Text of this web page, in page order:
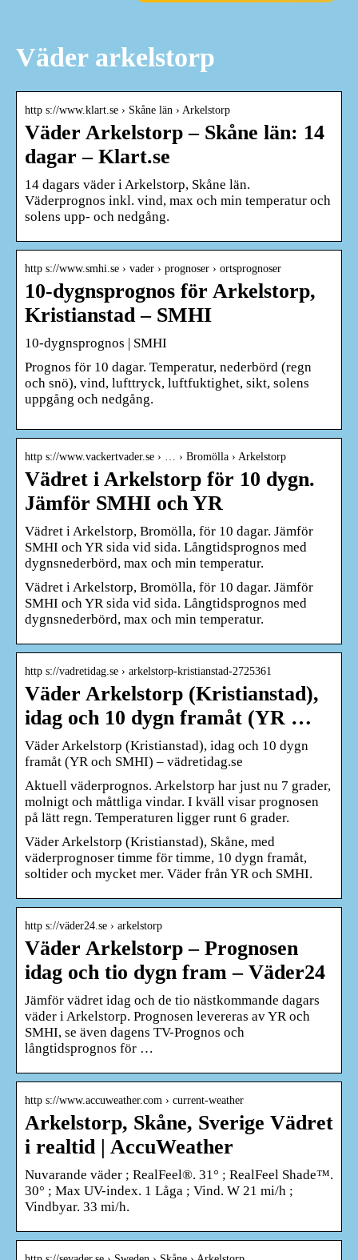
Väder arkelstorp
http s://www.klart.se › Skåne län › Arkelstorp
Väder Arkelstorp – Skåne län: 14
dagar – Klart.se
14 dagars väder i Arkelstorp, Skåne län.
Väderprognos inkl. vind, max och min temperatur och
solens upp- och nedgång.
http s://www.smhi.se › vader › prognoser › ortsprognoser
10-dygnsprognos för Arkelstorp,
Kristianstad – SMHI
10-dygnsprognos | SMHI
Prognos för 10 dagar. Temperatur, nederbörd (regn
och snö), vind, lufttryck, luftfuktighet, sikt, solens
uppgång och nedgång.
http s://www.vackertvader.se › … › Bromölla › Arkelstorp
Vädret i Arkelstorp för 10 dygn.
Jämför SMHI och YR
Vädret i Arkelstorp, Bromölla, för 10 dagar. Jämför
SMHI och YR sida vid sida. Långtidsprognos med
dygnsnederbörd, max och min temperatur.
Vädret i Arkelstorp, Bromölla, för 10 dagar. Jämför
SMHI och YR sida vid sida. Långtidsprognos med
dygnsnederbörd, max och min temperatur.
http s://vadretidag.se › arkelstorp-kristianstad-2725361
Väder Arkelstorp (Kristianstad),
idag och 10 dygn framåt (YR …
Väder Arkelstorp (Kristianstad), idag och 10 dygn
framåt (YR och SMHI) – vädretidag.se
Aktuell väderprognos. Arkelstorp har just nu 7 grader,
molnigt och måttliga vindar. I kväll visar prognosen
på lätt regn. Temperaturen ligger runt 6 grader.
Väder Arkelstorp (Kristianstad), Skåne, med
väderprognoser timme för timme, 10 dygn framåt,
soltider och mycket mer. Väder från YR och SMHI.
http s://väder24.se › arkelstorp
Väder Arkelstorp – Prognosen
idag och tio dygn fram – Väder24
Jämför vädret idag och de tio nästkommande dagars
väder i Arkelstorp. Prognosen levereras av YR och
SMHI, se även dagens TV-Prognos och
långtidsprognos för …
http s://www.accuweather.com › current-weather
Arkelstorp, Skåne, Sverige Vädret
i realtid | AccuWeather
Nuvarande väder ; RealFeel®. 31° ; RealFeel Shade™.
30° ; Max UV-index. 1 Låga ; Vind. W 21 mi/h ;
Vindbyar. 33 mi/h.